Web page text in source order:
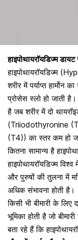
हाइपोथायरॉयडिज्म
हाइपोथायरॉयडिज्म
शरीर में पर्याप्त हार्मोन
प्रोसेस स्लो हो जाती है।
है जब शरीर में दो
(Triiodothyronine
(T4)) का स्तर कम हो
कितना सामान्य है
हाइपोथायरॉयडिज्म
और पुरुषों की तुलना में
अधिक संभावना होती है।
किसी भी बीमारी के
भूमिका होती है जो
बता रहे हैं कि